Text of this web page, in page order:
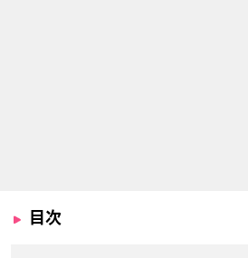
目次